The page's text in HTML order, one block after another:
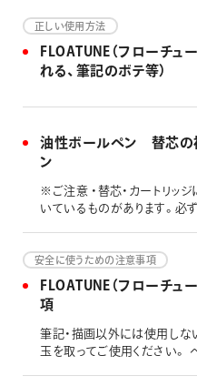
医師へご相談ください。 なお
ませんので、口に触れる可能
おりません。 非推奨の筆記
プフィルム など
正しい使用方法
FLOATUNE（フローチュ
れる、筆記のボテ等）
油性ボールペン 替芯の
ン
※ご注意 ・替芯・カートリッ
いているものがあります。必
安全に使うための注意事項
FLOATUNE（フローチュ
項
筆記・描画以外には使用しな
玉を取ってご使用ください。